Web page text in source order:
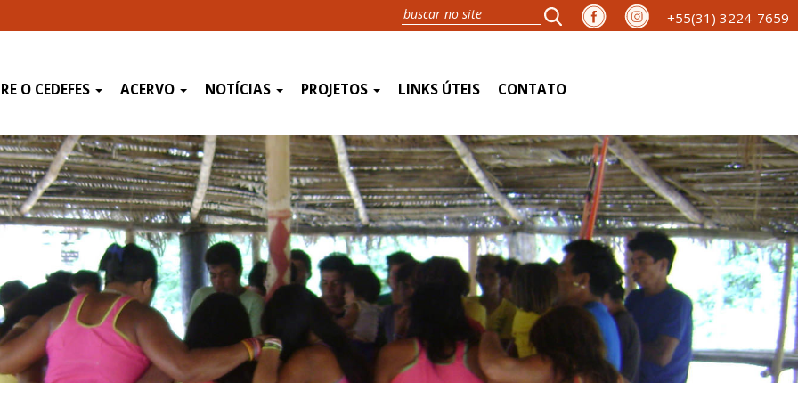
+55(31) 3224-7659
O CEDEFES ACERVO NOTÍCIAS PROJETOS LINKS ÚTEIS CONTATO